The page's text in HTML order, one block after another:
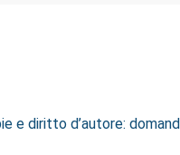
e diritto d’autore: